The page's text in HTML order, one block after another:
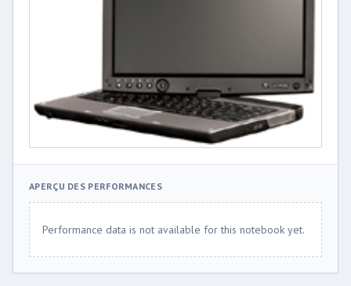
APERÇU DES PERFORMANCES
Performance data is not available for this notebook yet.